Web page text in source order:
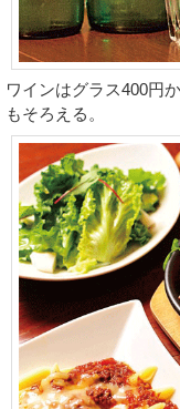
ワインはグラス400円
もそろえる。